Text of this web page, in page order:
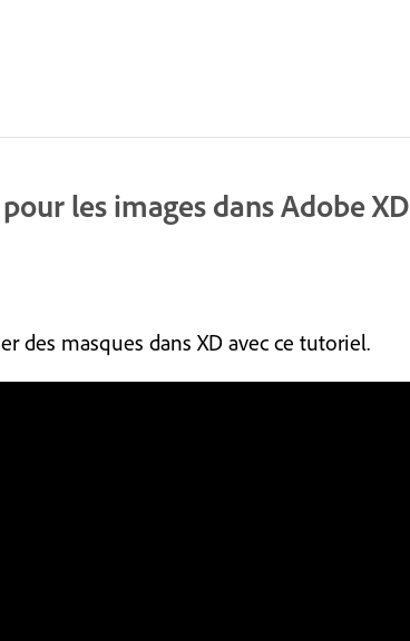
les images dans Adobe XD
des masques dans XD avec ce tutoriel.